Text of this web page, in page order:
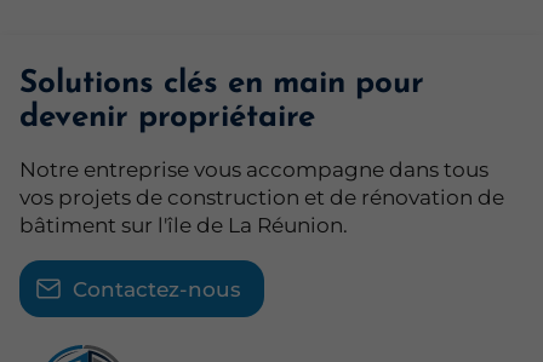
Solutions clés en main pour
devenir propriétaire
Notre entreprise vous accompagne dans tous
vos projets de construction et de rénovation de
bâtiment sur l'île de La Réunion.
Contactez-nous